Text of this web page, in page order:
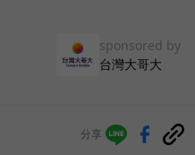
sponsored by
台灣大哥大
分享